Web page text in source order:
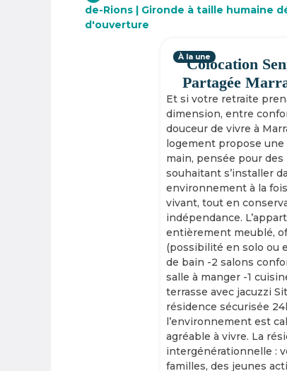
de-Rions | Gironde à taille humaine
d'ouverture
Colocation
Partagée
Et si votre retraite
dimension, entre
douceur de vivre à
logement propose
main, pensée pour
souhaitant s’installer
environnement à la
vivant, tout en
indépendance.
entièrement meublé,
(possibilité en solo ou
de bain -2 salons
salle à manger -1
terrasse avec jacuzzi
résidence sécurisée
l’environnement est
agréable à vivre. La
intergénérationnelle :
familles, des jeunes
À la une